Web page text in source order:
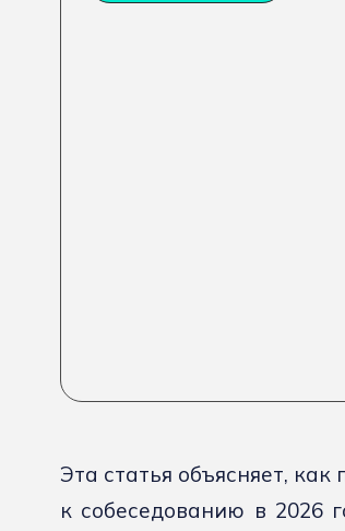
Эта статья объясняет, как
к собеседованию в 2026